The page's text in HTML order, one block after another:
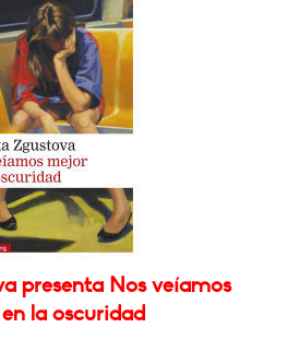
presenta Nos veíamos
la oscuridad